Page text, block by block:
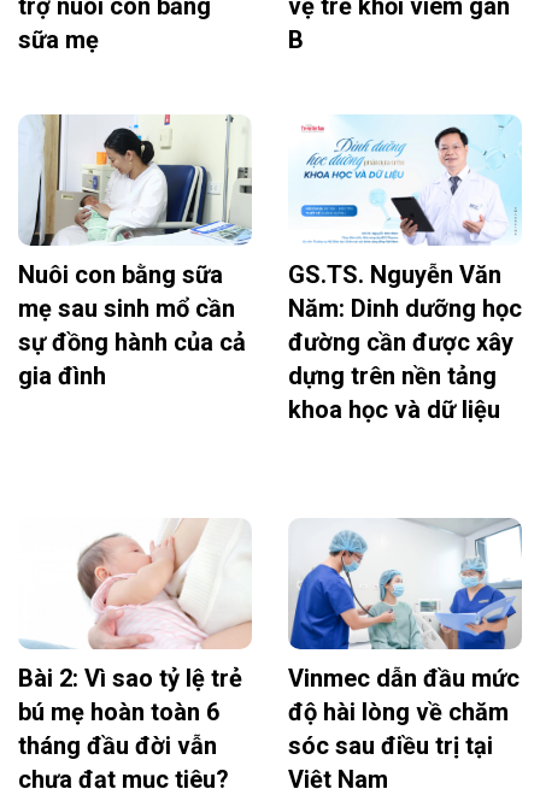
sữa mẹ
B
Nuôi con bằng sữa
mẹ sau sinh mổ cần
sự đồng hành của cả
gia đình
GS.TS. Nguyễn Văn
Năm: Dinh dưỡng học
đường cần được xây
dựng trên nền tảng
khoa học và dữ liệu
Bài 2: Vì sao tỷ lệ trẻ
bú mẹ hoàn toàn 6
tháng đầu đời vẫn
chưa đạt mục tiêu?
Vinmec dẫn đầu mức
độ hài lòng về chăm
sóc sau điều trị tại
Việt Nam